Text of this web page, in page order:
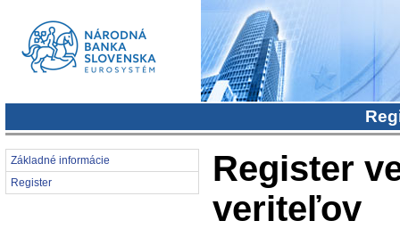
Základné informácie
Register
Register
veriteľov